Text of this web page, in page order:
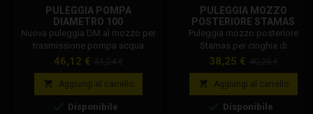
PULEGGIA POMPA
DIAMETRO 100
ALLEGGERITA DM 2020
Nuova puleggia DM al mozzo per
trasmissione pompa acqua
diametro 100 alleggerita, or in
diametro interno 45 mm,
diametro esterno 100 mm,
spessore 8,5 mm sul mozzo,
Prezzo
46,12 €
base
 Aggiungi al carrello
 Disponibile
PULEGGIA MOZZO
POSTERIORE STAMAS
Puleggia mozzo posteriore
Stamas per cinghia di
trasmissione pompa acqua.
Prezzo
38,25 €
base
 Aggiungi al carrello
 Disponibile